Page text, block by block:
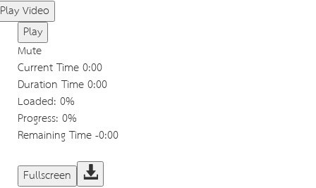
Play Video
Play
Mute
Current Time0:00
Duration Time0:00
Loaded: 0%
Progress: 0%
Remaining Time-0:00
Fullscreen